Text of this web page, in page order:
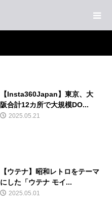
【Insta360Japan】東京、大
阪合計12カ所で大規模DO...
2025.05.21
【ウテナ】昭和レトロをテーマ
にした「ウテナ モイ...
2025.05.01